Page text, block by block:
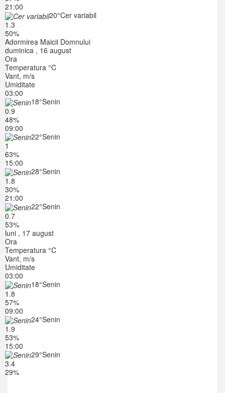
21:00
20°Cer variabil
1.3
50%
Adormirea Maicii Domnului
duminica , 16 august
Ora
Temperatura °C
Vant, m/s
Umiditate
03:00
18°Senin
0.9
48%
09:00
22°Senin
1
63%
15:00
28°Senin
1.8
30%
21:00
22°Senin
0.7
53%
luni , 17 august
Ora
Temperatura °C
Vant, m/s
Umiditate
03:00
18°Senin
1.8
57%
09:00
24°Senin
1.9
53%
15:00
29°Senin
3.4
29%